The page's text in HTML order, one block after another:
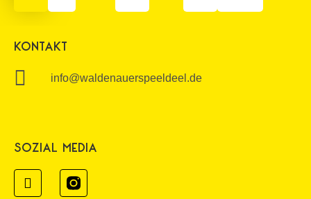
KONTAKT
info@waldenauerspeeldeel.de
SOZIAL MEDIA